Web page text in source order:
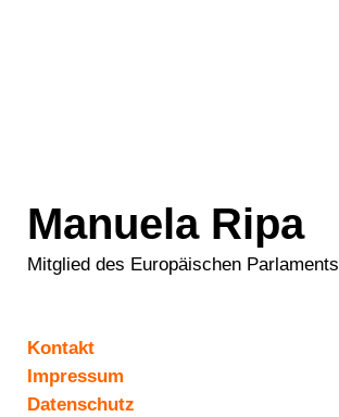
Manuela Ripa
Mitglied des Europäischen Parlaments
Kontakt
Impressum
Datenschutz